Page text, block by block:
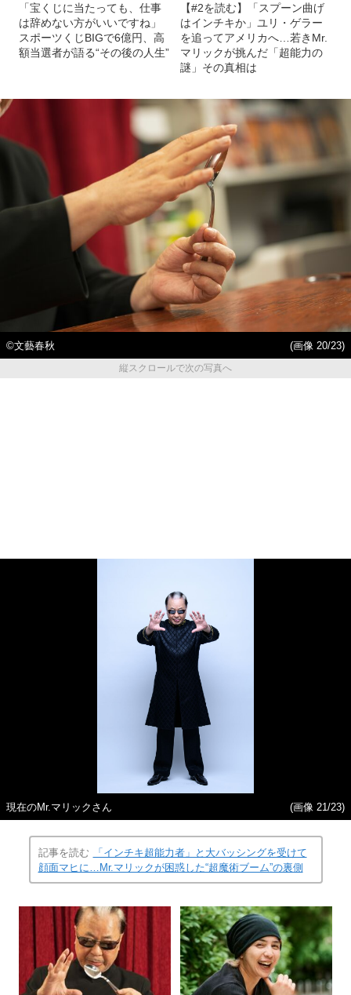
「宝くじに当たっても、仕事
は辞めない方がいいですね」
スポーツくじBIGで6億円、高
額当選者が語る“その後の人生”
【#2を読む】「スプーン曲げ
はインチキか」ユリ・ゲラー
を追ってアメリカへ…若きMr.
マリックが挑んだ「超能力の
謎」その真相は
©文藝春秋
(画像 20/23)
縦スクロールで次の写真へ
現在のMr.マリックさん (画像 21/23)
記事を読む
「インチキ超能力者」と大バッシングを受けて
顔面マヒに…Mr.マリックが困惑した“超魔術ブーム”の裏側